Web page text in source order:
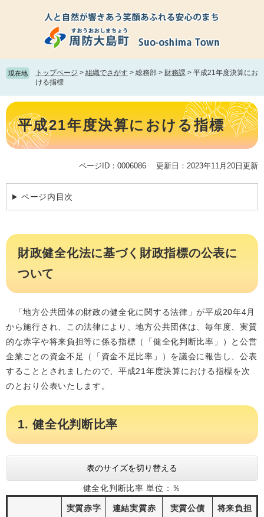
頭
で
飛
ば
て
文
へ
現在地 トップページ > 組織でさがす > 総務部 > 財務課 > 平成21年度決算にお
ける指標
本
文 平成21年度決算における指標
ページID：0006086 更新日：2023年11月20日更新
ページ内目次
財政健全化法に基づく財政指標の公表に
ついて
「地方公共団体の財政の健全化に関する法律」が平成20年4月
から施行され、この法律により、地方公共団体は、毎年度、実質
的な赤字や将来負担等に係る指標（「健全化判断比率」）と公営
企業ごとの資金不足（「資金不足比率」）を議会に報告し、公表
することとされましたので、平成21年度決算における指標を次
のとおり公表いたします。
1. 健全化判断比率
表のサイズを切り替える
健全化判断比率 単位：％
実質赤字
連結実質赤
実質公債
将来負担